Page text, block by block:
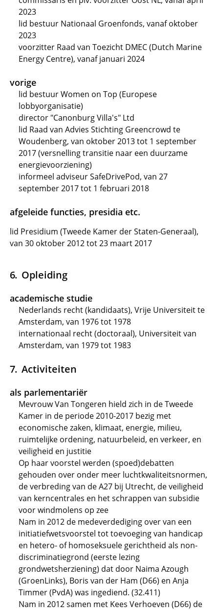
2023
lid bestuur Nationaal Groenfonds, vanaf oktober
2023
voorzitter Raad van Toezicht DMEC (Dutch Marine
Energy Centre), vanaf januari 2024
vorige
lid bestuur Women on Top (Europese
lobbyorganisatie)
director "Canonburg Villa's" Ltd
lid Raad van Advies Stichting Greencrowd te
Woudenberg, van oktober 2013 tot 1 september
2017 (versnelling transitie naar een duurzame
energievoorziening)
informeel adviseur SafeDrivePod, van 27
september 2017 tot 1 februari 2018
afgeleide functies, presidia etc.
lid Presidium (Tweede Kamer der Staten-Generaal),
van 30 oktober 2012 tot 23 maart 2017
Opleiding
academische studie
Nederlands recht (kandidaats), Vrije Universiteit te
Amsterdam, van 1976 tot 1978
internationaal recht (doctoraal), Universiteit van
Amsterdam, van 1979 tot 1983
Activiteiten
als parlementariër
Mevrouw Van Tongeren hield zich in de Tweede
Kamer in de periode 2010-2017 bezig met
economische zaken, klimaat, energie, milieu,
ruimtelijke ordening, natuurbeleid, en verkeer, en
veiligheid en justitie
Op haar voorstel werden (spoed)debatten
gehouden over onder meer luchtkwaliteitsnormen,
de verbreding van de A27 bij Utrecht, de veiligheid
van kerncentrales en het schrappen van subsidie
voor windmolens op zee
Nam in 2012 de medeverdediging over van een
initiatiefwetsvoorstel tot toevoeging van handicap
en hetero- of homoseksuele gerichtheid als non-
discriminatiegrond (eerste lezing
grondwetsherziening) dat door Naima Azough
(GroenLinks), Boris van der Ham (D66) en Anja
Timmer (PvdA) was ingediend. (32.411)
Nam in 2012 samen met Kees Verhoeven (D66) de